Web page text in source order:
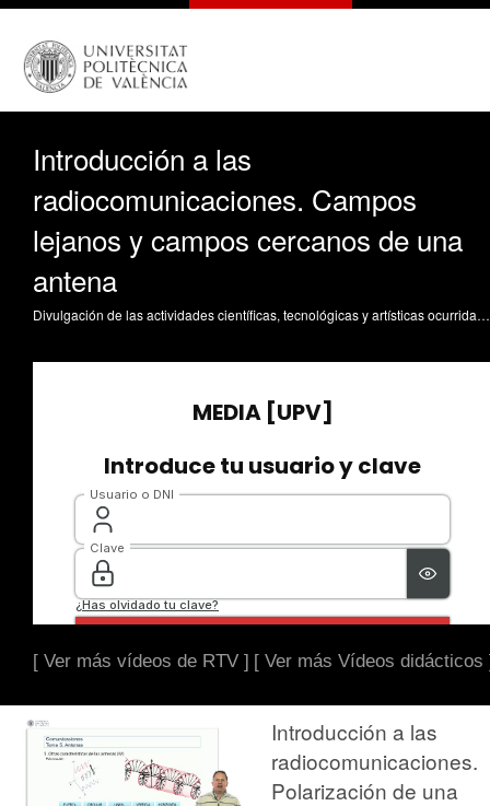
Introducción a las
radiocomunicaciones. Campos
lejanos y campos cercanos de una
antena
Divulgación de las actividades científicas, tecnológicas y artísticas ocurridas en los tres campus de la UPV
[ Ver más vídeos de RTV ] [ Ver más Vídeos didácticos
Introducción a las
radiocomunicaciones.
Polarización de una